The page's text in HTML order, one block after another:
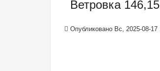
Ветровка
Опубликовано Вс, 2025-08-17